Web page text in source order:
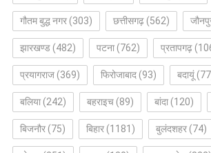
गौतम बुद्ध नगर(303) छत्तीसगढ़(562)
झारखण्ड(482) पटना(762) प्रतापगढ़
प्रयागराज(369) फिरोजाबाद(93) बदायूं
बलिया(242) बहराइच(89) बांदा(120)
बिजनौर(75) बिहार(1181) बुलंदशहर(74)